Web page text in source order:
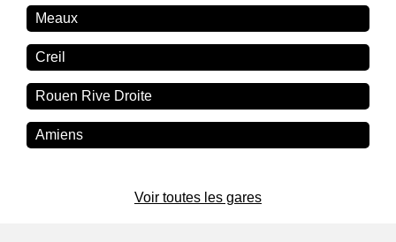
Meaux
Creil
Rouen Rive Droite
Amiens
Voir toutes les gares